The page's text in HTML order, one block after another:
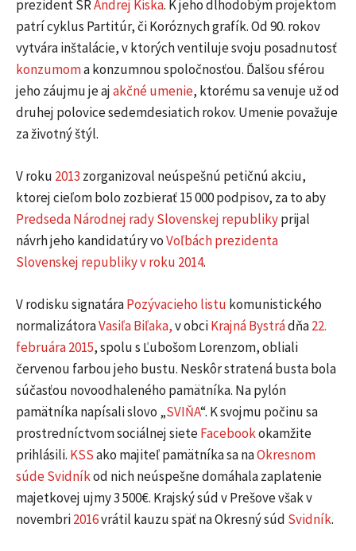
prezident SRAndrej Kiska. K jeho dlhodobým projektom
patrí cyklus Partitúr, či Koróznych grafík. Od 90. rokov
vytvára inštalácie, v ktorých ventiluje svoju posadnutosť
konzumoma konzumnou spoločnosťou. Ďalšou sférou
jeho záujmu je ajakčné umenie, ktorému sa venuje už od
druhej polovice sedemdesiatich rokov. Umenie považuje
za životný štýl.
V roku 2013 zorganizoval neúspešnú petičnú akciu,
ktorej cieľom bolo zozbierať 15 000 podpisov, za to aby
Predseda Národnej rady Slovenskej republikyprijal
návrh jeho kandidatúry voVoľbách prezidenta
Slovenskej republiky v roku 2014.
V rodisku signatáraPozývacieho listu komunistického
normalizátoraVasiľa Biľaka,v obciKrajná Bystrádňa22.
februára2015, spolu s Ľubošom Lorenzom, obliali
červenou farbou jeho bustu. Neskôr stratená busta bola
súčasťou novoodhaleného pamätníka. Na pylón
pamätníka napísali slovo „SVIŇA“. K svojmu počinu sa
prostredníctvom sociálnej sieteFacebookokamžite
prihlásili. KSSako majiteľ pamätníka sa naOkresnom
súdeSvidníkod nich neúspešne domáhala zaplatenie
majetkovej ujmy 3 500€. Krajský súd v Prešove však v
novembri2016vrátil kauzu späť na Okresný súd Svidník.